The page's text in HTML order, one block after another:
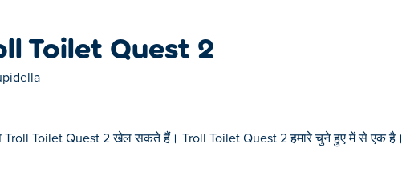
Toilet Quest 2
Troll Toilet Quest 2 खेल सकते हैं। Troll Toilet Quest 2 हमारे चुने हुए में से एक है।
Quest 2 हमारे चुने हुए में से एक है।